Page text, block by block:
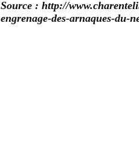
Source : http://
engrenage-des-arnaques-du-